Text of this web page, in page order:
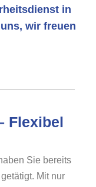
in
wir freuen
Flexibel
Sie bereits
Mit nur